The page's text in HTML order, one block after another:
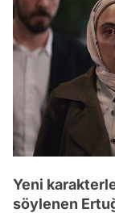
Yeni
söylenen